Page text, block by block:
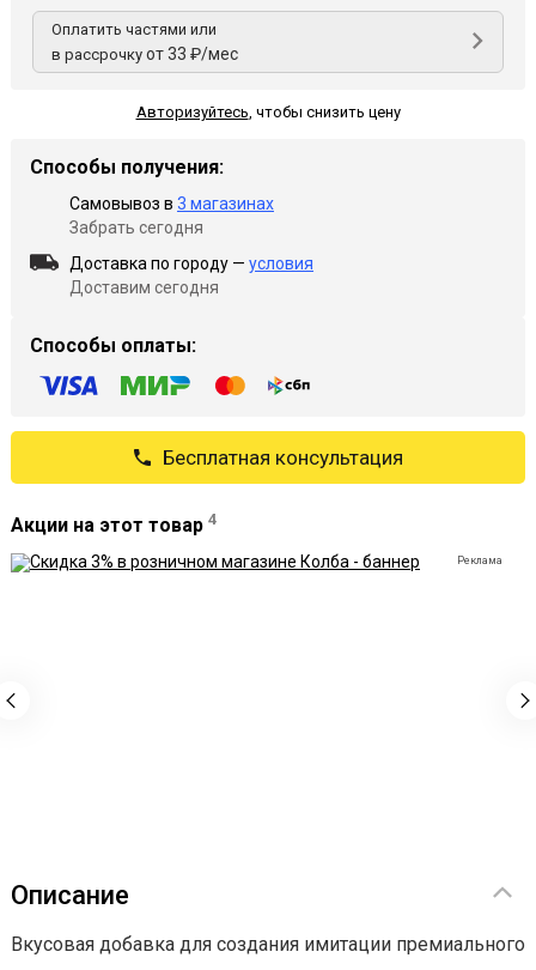
Оплатить частями или
в рассрочку от 33 ₽/мес
Авторизуйтесь, чтобы снизить цену
Способы получения:
Самовывоз в 3 магазинах
Забрать сегодня
Доставка по городу — условия
Доставим сегодня
Способы оплаты:
Бесплатная консультация
Акции на этот товар 4
Реклама
Описание
Вкусовая добавка для создания имитации премиального